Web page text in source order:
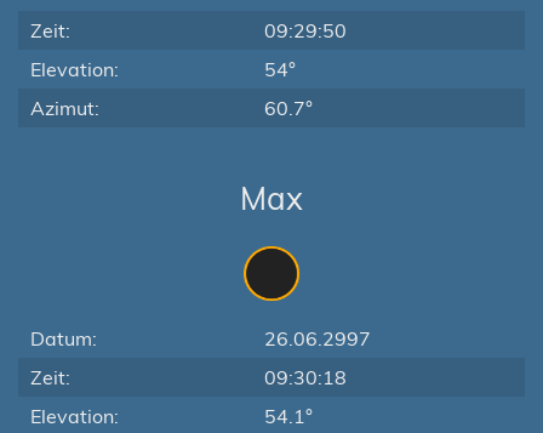
Zeit:
09:29:50
Elevation:
54°
Azimut:
60.7°
Max
Datum:
26.06.2997
Zeit:
09:30:18
Elevation:
54.1°